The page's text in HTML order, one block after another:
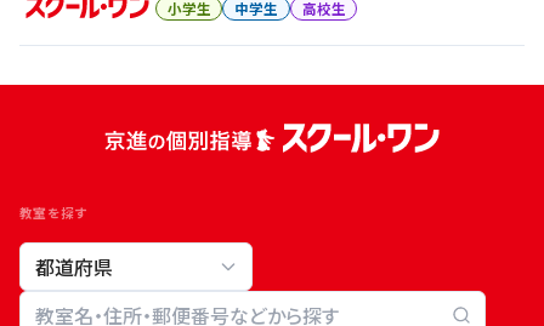
小学生 中学生 高校生
教室を探す
教室検索